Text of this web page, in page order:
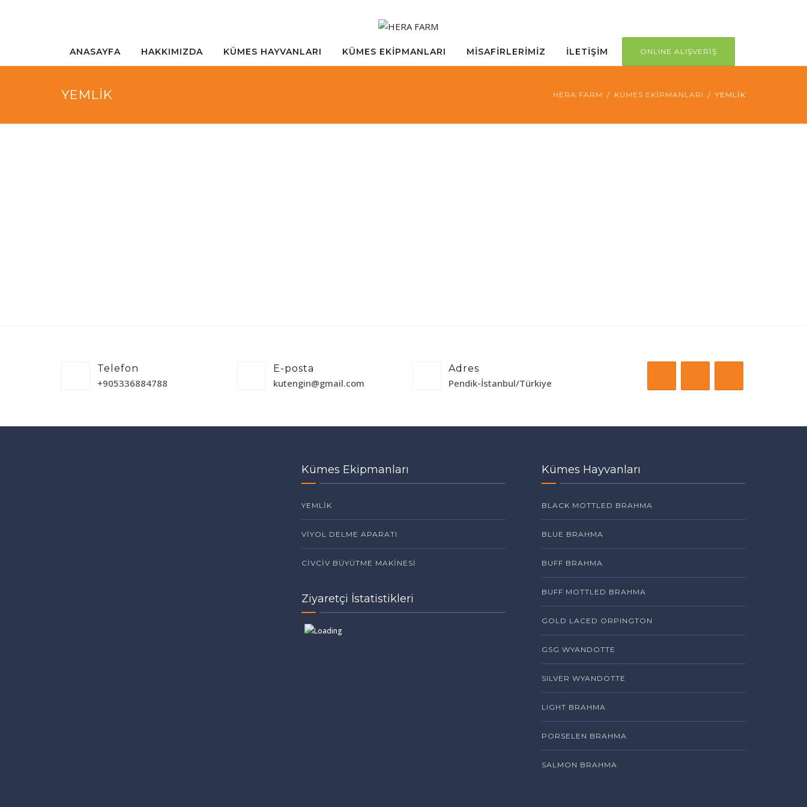
ANASAYFA HAKKIMIZDA KÜMES HAYVANLARI KÜMES EKİPMANLARI MİSAFİRLERİMİZ İLETİŞİM ONLINE ALIŞVERİŞ
YEMLİK HERA FARM KÜMES EKİPMANLARI YEMLİK
Telefon
+905336884788
E-posta
kutengin@gmail.com
Adres
Pendik-İstanbul/Türkiye
Kümes Ekipmanları
YEMLİK
VİYOL DELME APARATI
CİVCİV BÜYÜTME MAKİNESİ
Ziyaretçi İstatistikleri
Kümes Hayvanları
BLACK MOTTLED BRAHMA
BLUE BRAHMA
BUFF BRAHMA
BUFF MOTTLED BRAHMA
GOLD LACED ORPINGTON
GSG WYANDOTTE
SILVER WYANDOTTE
LIGHT BRAHMA
PORSELEN BRAHMA
SALMON BRAHMA